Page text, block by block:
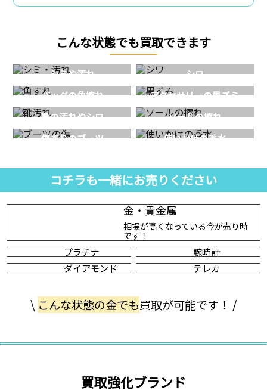
こんな状態でも買取できます
シミや汚れ
シワ
バッグの角擦れ
アクセサリーの黒ズミ
靴の汚れやシワ
ソールの擦れ
傷ありのブーツ
使いかけの香水
コチラも一緒にお売りください
金・貴金属
相場が高くなっている今が売り時
です！
プラチナ
腕時計
ダイアモンド
テレカ
\ こんな状態の金でも買取が可能です！ /
買取強化ブランド